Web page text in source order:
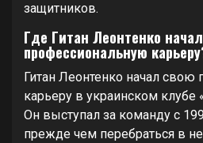
защитников.
Где Гитан Леонтенко
профессиональную
Гитан Леонтенко начал
карьеру в украинском
Он выступал за команду с
прежде чем перебраться в